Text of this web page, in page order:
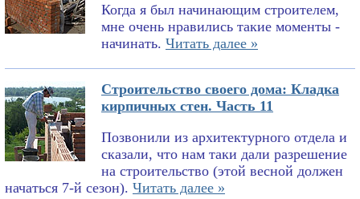
Когда я был начинающим строителем,
мне очень нравились такие моменты -
начинать. Читать далее »
Строительство своего дома: Кладка
кирпичных стен. Часть 11
Позвонили из архитектурного отдела и
сказали, что нам таки дали разрешение
на строительство (этой весной должен
начаться 7-й сезон). Читать далее »